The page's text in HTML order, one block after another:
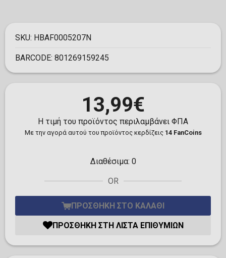
SKU: HBAF0005207N
BARCODE: 801269159245
13,99€
Η τιμή του προϊόντος περιλαμβάνει ΦΠΑ
Με την αγορά αυτού του προϊόντος κερδίζεις 14 FanCoins
Διαθέσιμα: 0
OR
ΠΡΟΣΘΉΚΗ ΣΤΟ ΚΑΛΆΘΙ
ΠΡΟΣΘΉΚΗ ΣΤΗ ΛΊΣΤΑ ΕΠΙΘΥΜΙΏΝ